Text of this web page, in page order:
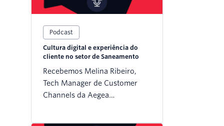
Podcast
Cultura digital e experiência do
cliente no setor de Saneamento
Recebemos Melina Ribeiro,
Tech Manager de Customer
Channels da Aegea